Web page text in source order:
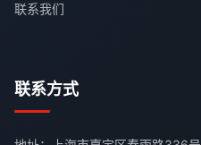
联系我们
联系方式